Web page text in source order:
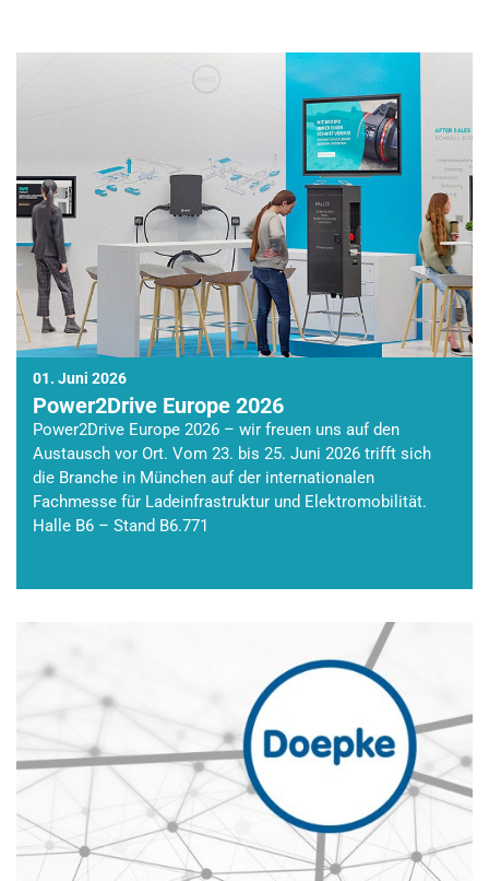
01. Juni 2026
Power2Drive Europe 2026
Power2Drive Europe 2026 – wir freuen uns auf den
Austausch vor Ort. Vom 23. bis 25. Juni 2026 trifft sich
die Branche in München auf der internationalen
Fachmesse für Ladeinfrastruktur und Elektromobilität.
Halle B6 – Stand B6.771